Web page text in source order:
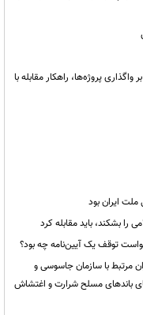
پروژه‌ها، راهکار مقابله با
ایران بود
بشکند، باید مقابله کرد
توقف یک آیین‌نامه چه بود؟
و دستگیری ۲۱ نفر از مزدوران مرتبط با سازمان جاسوسی و
و بازداشت ۴ نفر از اعضای باندهای مسلح شرارت و اغتشاش